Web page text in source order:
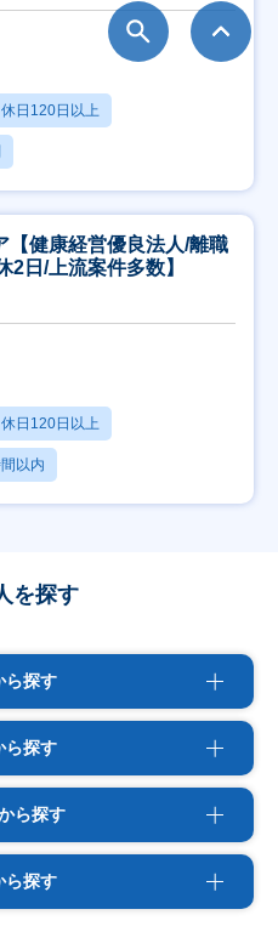
休日120日以上
健康経営優良法人/離職
2日/上流案件多数】
休日120日以上
以内
を探す
ら探す
ら探す
ら探す
ら探す